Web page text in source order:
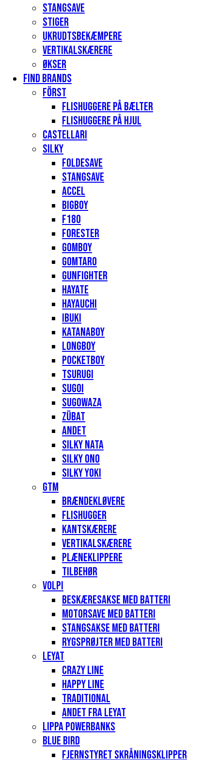
Stangsave
Stiger
Ukrudtsbekæmpere
Vertikalskærere
Økser
Find Brands
Först
Flishuggere på bælter
Flishuggere på hjul
Castellari
Silky
Foldesave
Stangsave
Accel
Bigboy
F180
Forester
Gomboy
Gomtaro
Gunfighter
Hayate
Hayauchi
Ibuki
Katanaboy
Longboy
Pocketboy
Tsurugi
Sugoi
Sugowaza
Zübat
Andet
Silky Nata
Silky Ono
Silky Yoki
GTM
Brændekløvere
Flishugger
Kantskærere
Vertikalskærere
Plæneklippere
Tilbehør
Volpi
Beskæresakse med batteri
Motorsave med batteri
Stangsakse med batteri
Rygsprøjter med batteri
Leyat
Crazy Line
Happy Line
Traditional
Andet fra Leyat
Lippa Powerbanks
Blue Bird
Fjernstyret skråningsklipper